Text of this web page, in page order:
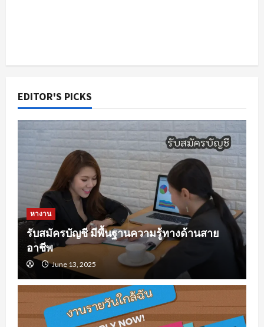
EDITOR'S PICKS
หางาน
รับสมัครบัญชี มีพื้นฐานความรู้ทางด้านสาย
อาชีพ
June 13, 2025